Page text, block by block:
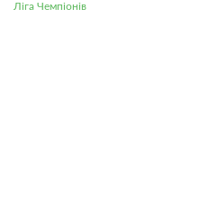
Ліга Чемпіонів